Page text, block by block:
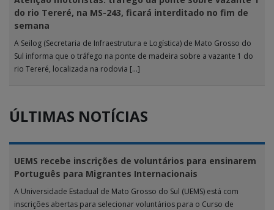
do rio Tereré, na MS-243, ficará interditado no fim de
semana
A Seilog (Secretaria de Infraestrutura e Logística) de Mato Grosso do
Sul informa que o tráfego na ponte de madeira sobre a vazante 1 do
rio Tereré, localizada na rodovia […]
ÚLTIMAS NOTÍCIAS
UEMS recebe inscrições de voluntários para ensinarem
Português para Migrantes Internacionais
A Universidade Estadual de Mato Grosso do Sul (UEMS) está com
inscrições abertas para selecionar voluntários para o Curso de